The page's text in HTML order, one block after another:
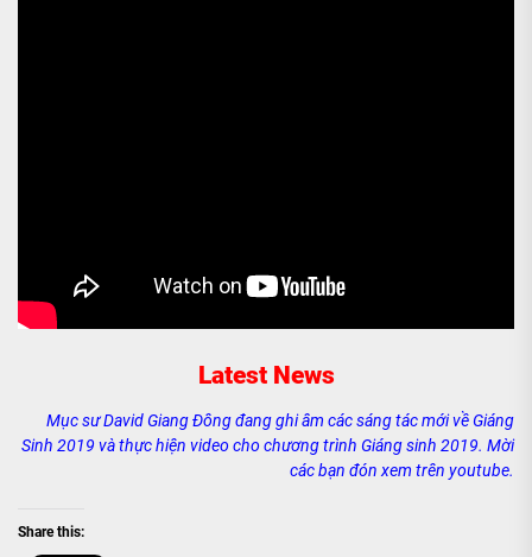
Latest News
Mục sư David Giang Đông đang ghi âm các sáng tác mới về Giáng
Sinh 2019 và thực hiện video cho chương trình Giáng sinh 2019. Mời
các bạn đón xem trên youtube.
Share this: